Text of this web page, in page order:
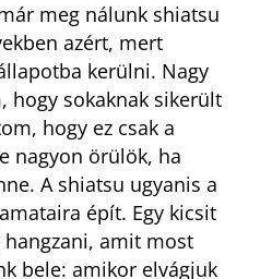
meg nálunk shiatsu
azért, mert
kerülni. Nagy
sokaknak sikerült
hogy ez csak a
nagyon örülök, ha
A shiatsu ugyanis a
épít. Egy kicsit
amit most
bele: amikor elvágjuk